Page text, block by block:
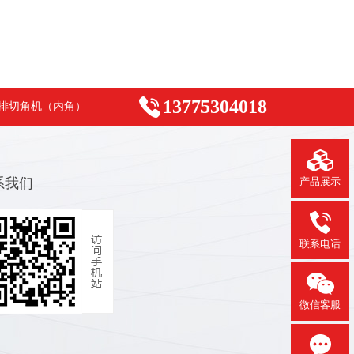
切角机（内角） 13775304018
我们 产品展示
联系电话
微信客服